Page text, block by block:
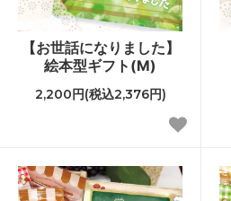
【お世話になりました】
絵本型ギフト(M)
2,200円(税込2,376円)